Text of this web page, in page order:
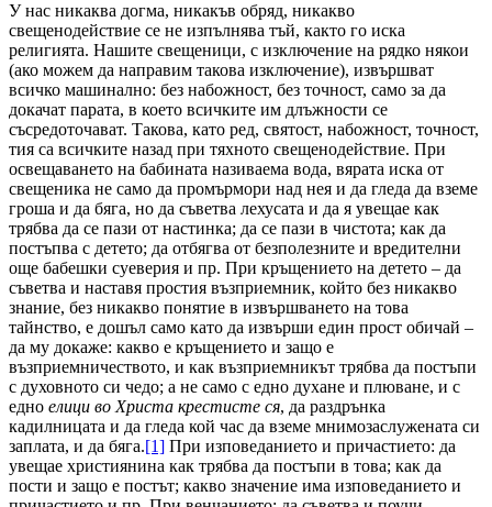
У нас никаква догма, никакъв обряд, никакво
свещенодействие се не изпълнява тъй, както го иска
религията. Нашите свещеници, с изключение на рядко някои
(ако можем да направим такова изключение), извършват
всичко машинално: без набожност, без точност, само за да
докачат парата, в което всичките им длъжности се
съсредоточават. Такова, като ред, святост, набожност, точност,
тия са всичките назад при тяхното свещенодействие. При
освещаването на бабината називаема вода, вярата иска от
свещеника не само да промърмори над нея и да гледа да вземе
гроша и да бяга, но да съветва лехусата и да я увещае как
трябва да се пази от настинка; да се пази в чистота; как да
постъпва с детето; да отбягва от безполезните и вредителни
още бабешки суеверия и пр. При кръщението на детето – да
съветва и наставя простия възприемник, който без никакво
знание, без никакво понятие в извършването на това
тайнство, е дошъл само като да извърши един прост обичай –
да му докаже: какво е кръщението и защо е
възприемничеството, и как възприемникът трябва да постъпи
с духовното си чедо; а не само с едно духане и плюване, и с
едно елици во Христа крестисте ся, да раздрънка
кадилницата и да гледа кой час да вземе мнимозаслужената си
заплата, и да бяга.[1] При изповеданието и причастието: да
увещае християнина как трябва да постъпи в това; как да
пости и защо е постът; какво значение има изповеданието и